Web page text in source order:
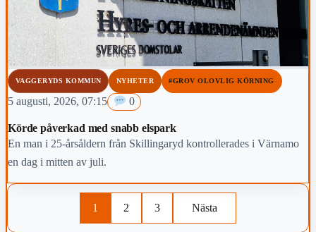
VAGGERYDS KOMMUN NYHETER #GROV OLOVLIG KÖRNING
5 augusti, 2026, 07:15 0
Körde påverkad med snabb elspark
En man i 25-årsåldern från Skillingaryd kontrollerades i Värnamo
en dag i mitten av juli.
1 2 3 Nästa